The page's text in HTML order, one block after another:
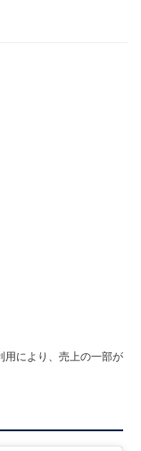
により、売上の一部が